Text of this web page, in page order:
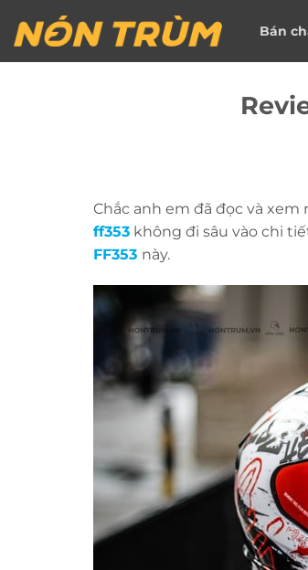
qua
Bán
Chắc anh em đã đọc và xem
ff353 không đi sâu vào chi
FF353 này.